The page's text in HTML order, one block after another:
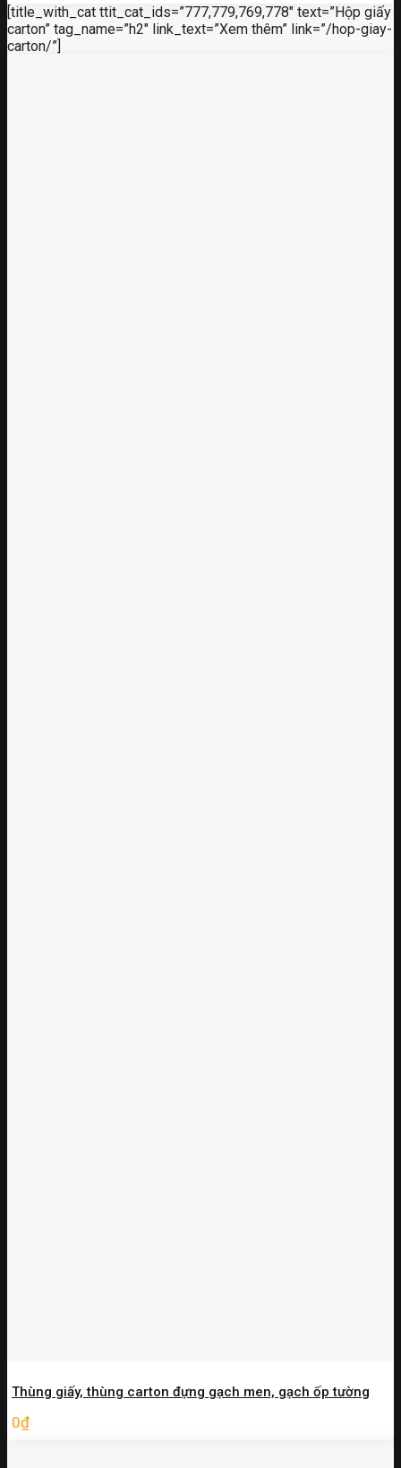
[title_with_cat ttit_cat_ids=”777,779,769,778″ text=”Hộp giấy
carton” tag_name=”h2″ link_text=”Xem thêm” link=”/hop-giay-
carton/”]
Thùng giấy, thùng carton đựng gạch men, gạch ốp tường
0₫